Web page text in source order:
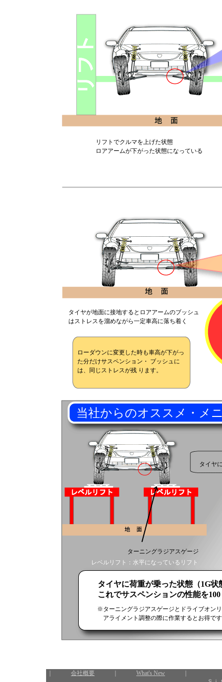
リフトでクルマを上げた状態
ロアアームが下がった状態になっている
タイヤが地面に接地するとロアアームのブッシュ
はストレスを溜めながら一定車高に落ち着く
ローダウンに変更した時も車高が下がっ
た分だけサスペンション・ ブッシュに
は、同じストレスが残 ります。
当社からのオススメ・メ
タイヤ
ターニングラジアスゲージ
レベルリフト：水平になっているリフト
タイヤに荷重が乗った状態（1G
これでサスペンションの性能を
※ターニングラジアスゲージとドライブオン
アライメント調整の際に作業するとお得で
会社概要 What's New